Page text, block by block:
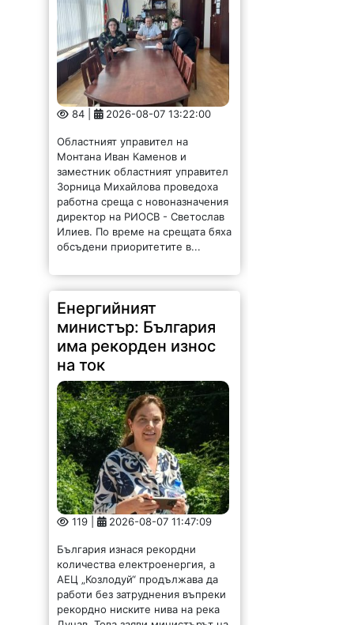
84 | 2026-08-07 13:22:00
Областният управител на
Монтана Иван Каменов и
заместник областният управител
Зорница Михайлова проведоха
работна среща с новоназначения
директор на РИОСВ - Светослав
Илиев. По време на срещата бяха
обсъдени приоритетите в...
Енергийният
министър: България
има рекорден износ
на ток
119 | 2026-08-07 11:47:09
България изнася рекордни
количества електроенергия, а
АЕЦ „Козлодуй“ продължава да
работи без затруднения въпреки
рекордно ниските нива на река